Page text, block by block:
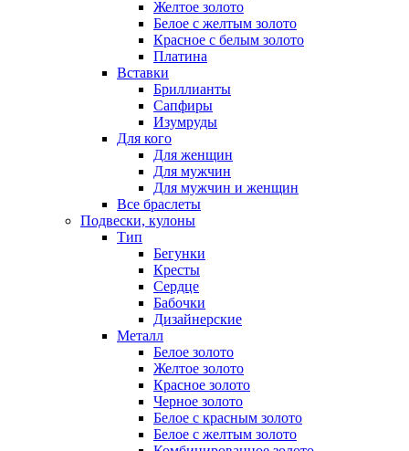
Желтое золото
Белое с желтым золото
Красное с белым золото
Платина
Вставки
Бриллианты
Сапфиры
Изумруды
Для кого
Для женщин
Для мужчин
Для мужчин и женщин
Все браслеты
Подвески, кулоны
Тип
Бегунки
Кресты
Сердце
Бабочки
Дизайнерские
Металл
Белое золото
Желтое золото
Красное золото
Черное золото
Белое с красным золото
Белое с желтым золото